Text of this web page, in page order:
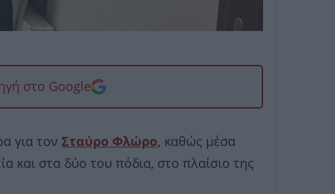
στο Google
για τον Σταύρο Φλώρο, καθώς μέσα
και στα δύο του πόδια, στο πλαίσιο της